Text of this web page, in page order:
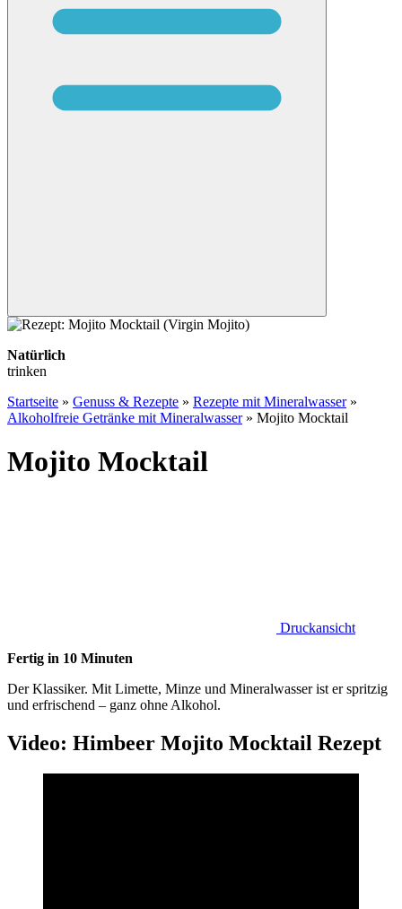
Natürlich
trinken
Startseite » Genuss & Rezepte » Rezepte mit Mineralwasser»
Alkoholfreie Getränke mit Mineralwasser» Mojito Mocktail
Mojito Mocktail
Druckansicht
Fertig in 10 Minuten
Der Klassiker. Mit Limette, Minze und Mineralwasser ist er spritzig
und erfrischend – ganz ohne Alkohol.
Video: Himbeer Mojito Mocktail Rezept